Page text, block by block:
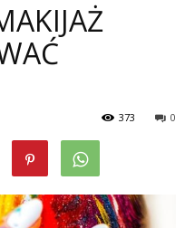
0
373